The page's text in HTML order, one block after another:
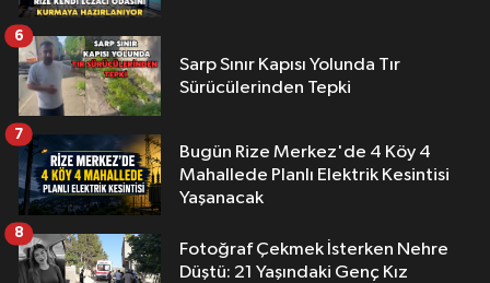
Sarp Sınır Kapısı Yolunda Tır
Sürücülerinden Tepki
6
Bugün Rize Merkez'de 4 Köy 4
Mahallede Planlı Elektrik Kesintisi
Yaşanacak
7
Fotoğraf Çekmek İsterken Nehre
Düştü: 21 Yaşındaki Genç Kız
8